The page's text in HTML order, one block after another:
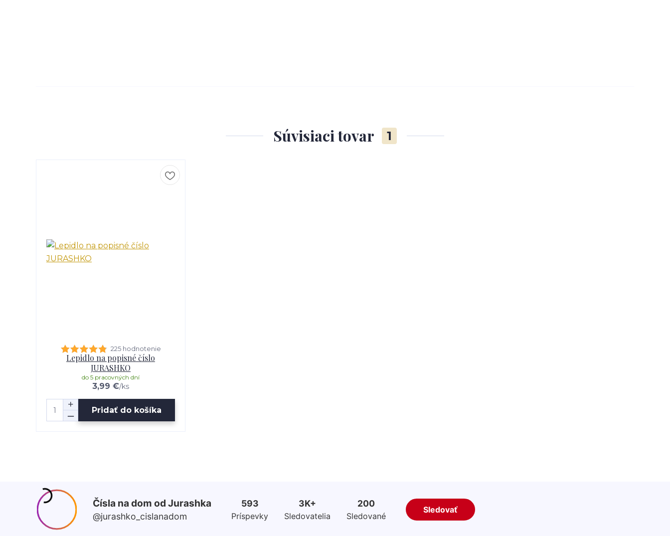
Súvisiaci tovar 1
225 hodnotenie
Lepidlo na popisné číslo
JURASHKO
3,99 €/ks
do 5 pracovných dní
Pridať do košíka